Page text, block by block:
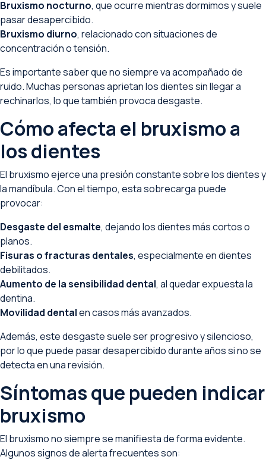
Bruxismo nocturno, que ocurre mientras dormimos y suele
pasar desapercibido.
Bruxismo diurno, relacionado con situaciones de
concentración o tensión.
Es importante saber que no siempre va acompañado de
ruido. Muchas personas aprietan los dientes sin llegar a
rechinarlos, lo que también provoca desgaste.
Cómo afecta el bruxismo a
los dientes
El bruxismo ejerce una presión constante sobre los dientes y
la mandíbula. Con el tiempo, esta sobrecarga puede
provocar:
Desgaste del esmalte, dejando los dientes más cortos o
planos.
Fisuras o fracturas dentales, especialmente en dientes
debilitados.
Aumento de la sensibilidad dental, al quedar expuesta la
dentina.
Movilidad dentalen casos más avanzados.
Además, este desgaste suele ser progresivo y silencioso,
por lo que puede pasar desapercibido durante años si no se
detecta en una revisión.
Síntomas que pueden indicar
bruxismo
El bruxismo no siempre se manifiesta de forma evidente.
Algunos signos de alerta frecuentes son: